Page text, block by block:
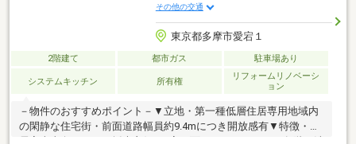
その他の交通
東京都多摩市愛宕１
2階建て 都市ガス 駐車場あり
システムキッチン 所有権
リフォームリノベーシ
ョン
－物件のおすすめポイント－▼立地・第一種低層住居専用地域内
の閑静な住宅街・前面道路幅員約9.4mにつき開放感有▼特徴・全